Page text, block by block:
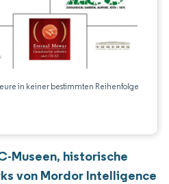
in keiner bestimmten Reihenfolge
Museen, historische
von Mordor Intelligence